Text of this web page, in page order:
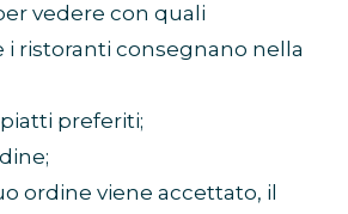
vedere con quali
ristoranti consegnano nella
preferiti;
ordine viene accettato, il